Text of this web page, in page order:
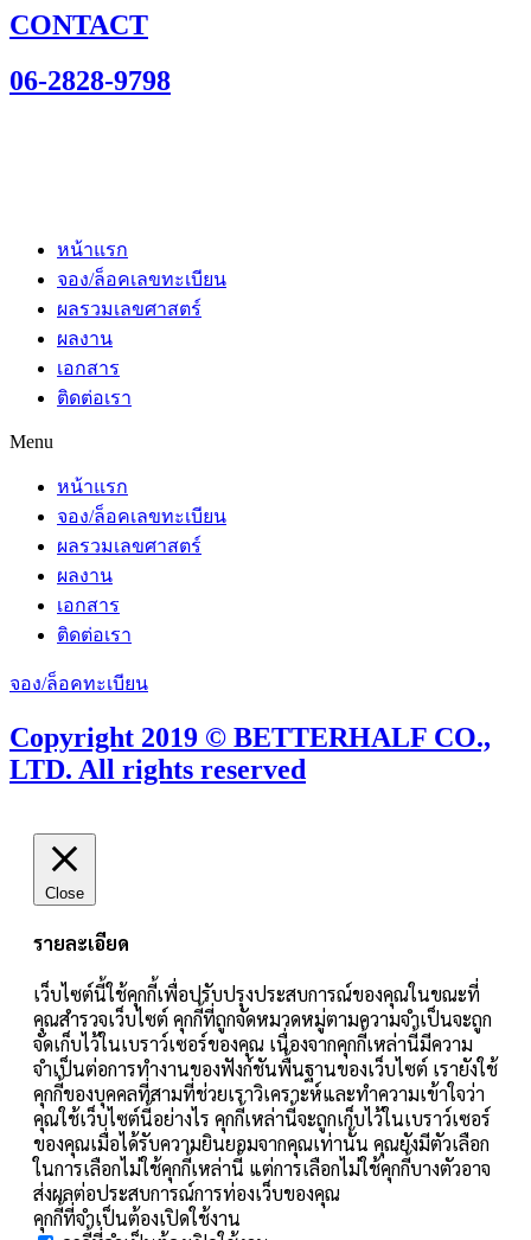
CONTACT
06-2828-9798
หน้าแรก
จอง/ล็อคเลขทะเบียน
ผลรวมเลขศาสตร์
ผลงาน
เอกสาร
ติดต่อเรา
Menu
หน้าแรก
จอง/ล็อคเลขทะเบียน
ผลรวมเลขศาสตร์
ผลงาน
เอกสาร
ติดต่อเรา
จอง/ล็อคทะเบียน
Copyright 2019 © BETTERHALF CO.,
LTD. All rights reserved
Close
รายละเอียด
เว็บไซต์นี้ใช้คุกกี้เพื่อปรับปรุงประสบการณ์ของคุณในขณะที่
คุณสำรวจเว็บไซต์ คุกกี้ที่ถูกจัดหมวดหมู่ตามความจำเป็นจะถูก
จัดเก็บไว้ในเบราว์เซอร์ของคุณ เนื่องจากคุกกี้เหล่านี้มีความ
จำเป็นต่อการทำงานของฟังก์ชันพื้นฐานของเว็บไซต์ เรายังใช้
คุกกี้ของบุคคลที่สามที่ช่วยเราวิเคราะห์และทำความเข้าใจว่า
คุณใช้เว็บไซต์นี้อย่างไร คุกกี้เหล่านี้จะถูกเก็บไว้ในเบราว์เซอร์
ของคุณเมื่อได้รับความยินยอมจากคุณเท่านั้น คุณยังมีตัวเลือก
ในการเลือกไม่ใช้คุกกี้เหล่านี้ แต่การเลือกไม่ใช้คุกกี้บางตัวอาจ
ส่งผลต่อประสบการณ์การท่องเว็บของคุณ
คุกกี้ที่จำเป็นต้องเปิดใช้งาน